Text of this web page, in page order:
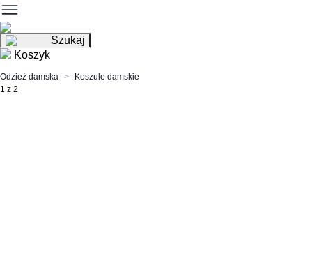
Szukaj
Koszyk
Odzież damska
Koszule damskie
1 z 2